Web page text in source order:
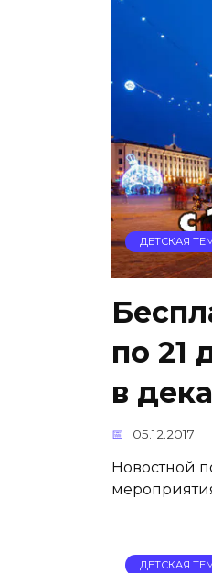
ДЕТСКАЯ
по 21
в
05.12.2017
Новостной
ДЕТСКАЯ